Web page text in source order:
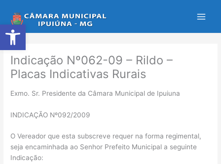
Abrir a barra de ferramentas
para
o
conteúdo
Indicação Nº062-09 – Rildo –
Placas Indicativas Rurais
Exmo. Sr. Presidente da Câmara Municipal de Ipuiuna
INDICAÇÃO Nº092/2009
O Vereador que esta subscreve requer na forma regimental,
seja encaminhada ao Senhor Prefeito Municipal a seguinte
Indicação: